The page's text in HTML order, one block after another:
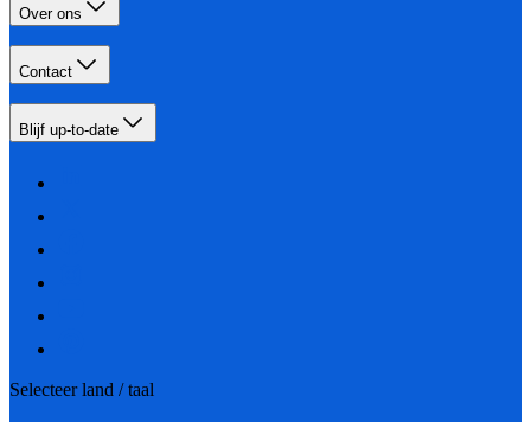
Over ons
Contact
Blijf up-to-date
Selecteer land / taal